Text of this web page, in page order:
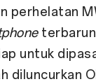
perhelatan
untuk
diluncurkan